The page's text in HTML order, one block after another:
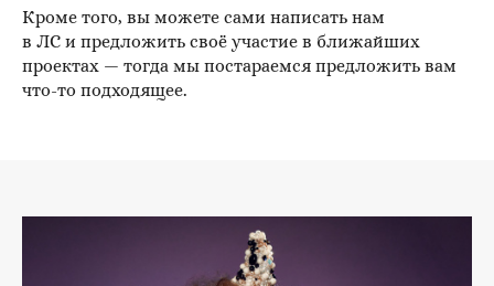
Кроме того, вы можете сами написать нам
в ЛС и предложить своё участие в ближайших
проектах — тогда мы постараемся предложить вам
что-то подходящее.